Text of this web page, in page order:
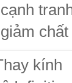
cạnh
giảm